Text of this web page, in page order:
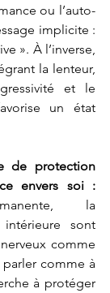
ou l’auto-
implicite :
». À l’inverse,
la lenteur,
et le
un état
de protection
la
sont
comme
parler comme à
à protéger